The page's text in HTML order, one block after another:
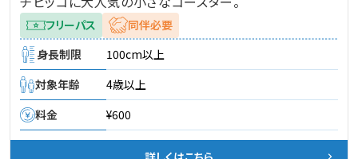
フリーパス
同伴必要
身長制限
100cm以上
対象年齢
4歳以上
料金
¥600